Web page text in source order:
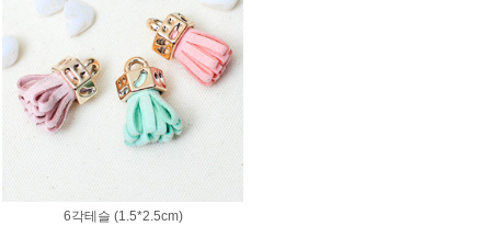
6각테슬 (1.5*2.5cm)